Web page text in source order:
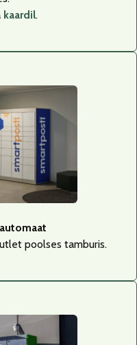
kaardil.
poolses tamburis.